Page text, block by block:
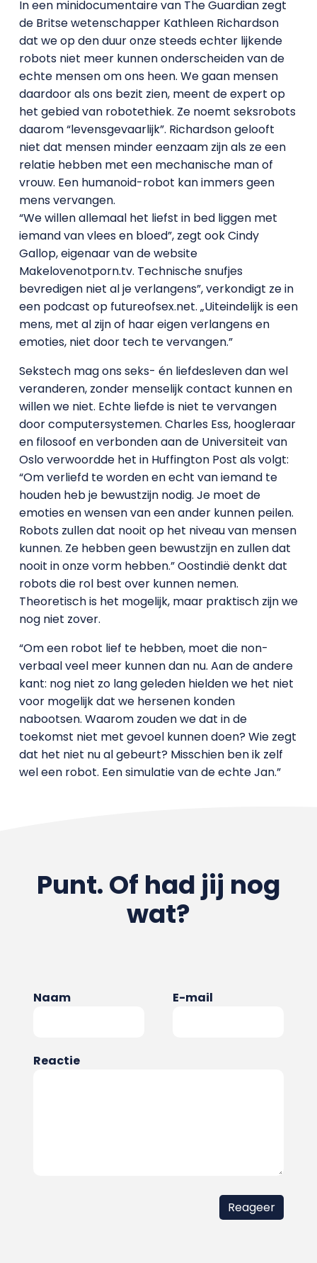
In een minidocumentaire van The Guardian zegt
de Britse wetenschapper Kathleen Richardson
dat we op den duur onze steeds echter lijkende
robots niet meer kunnen onderscheiden van de
echte mensen om ons heen. We gaan mensen
daardoor als ons bezit zien, meent de expert op
het gebied van robotethiek. Ze noemt seksrobots
daarom “levensgevaarlijk”. Richardson gelooft
niet dat mensen minder eenzaam zijn als ze een
relatie hebben met een mechanische man of
vrouw. Een humanoid-robot kan immers geen
mens vervangen.
“We willen allemaal het liefst in bed liggen met
iemand van vlees en bloed”, zegt ook Cindy
Gallop, eigenaar van de website
Makelovenotporn.tv. Technische snufjes
bevredigen niet al je verlangens”, verkondigt ze in
een podcast op futureofsex.net. „Uiteindelijk is een
mens, met al zijn of haar eigen verlangens en
emoties, niet door tech te vervangen.”
Sekstech mag ons seks- én liefdesleven dan wel
veranderen, zonder menselijk contact kunnen en
willen we niet. Echte liefde is niet te vervangen
door computersystemen. Charles Ess, hoogleraar
en filosoof en verbonden aan de Universiteit van
Oslo verwoordde het in Huffington Post als volgt:
“Om verliefd te worden en echt van iemand te
houden heb je bewustzijn nodig. Je moet de
emoties en wensen van een ander kunnen peilen.
Robots zullen dat nooit op het niveau van mensen
kunnen. Ze hebben geen bewustzijn en zullen dat
nooit in onze vorm hebben.” Oostindië denkt dat
robots die rol best over kunnen nemen.
Theoretisch is het mogelijk, maar praktisch zijn we
nog niet zover.
“Om een robot lief te hebben, moet die non-
verbaal veel meer kunnen dan nu. Aan de andere
kant: nog niet zo lang geleden hielden we het niet
voor mogelijk dat we hersenen konden
nabootsen. Waarom zouden we dat in de
toekomst niet met gevoel kunnen doen? Wie zegt
dat het niet nu al gebeurt? Misschien ben ik zelf
wel een robot. Een simulatie van de echte Jan.”
Punt. Of had jij nog
wat?
Naam E-mail
Reactie